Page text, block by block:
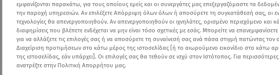
εμφανίζονται παρακάτω, για τους οποίους εμείς και οι συνεργάτες μας επεξεργαζόμαστε τα
την παροχή υπηρεσιών. Αν επιλέξετε Απόρριψη όλων όλων ή αποσύρετε τη συγκατάθεσή σας, οι
τεχνολογίες θα απενεργοποιηθούν. Αν απενεργοποιηθούν οι ιχνηλάτες, ορισμένο περιεχόμενο και
διαφημίσεις που βλέπετε ενδέχεται να μην είναι τόσο σχετικές με εσάς. Μπορείτε να
για να αλλάξετε τις επιλογές σας ή να αποσύρετε τη συναίνεσή σας ανά πάσα στιγμή πατώντας τον
Διαχείριση προτιμήσεων στο κάτω μέρος της ιστοσελίδας [ή το αιωρούμενο εικονίδιο στο κάτω
της ιστοσελίδας, εάν υπάρχει]. Οι επιλογές σας θα τεθούν σε ισχύ στον Ιστότοπος. Για
ανατρέξτε στην Πολιτική Απορρήτου μας.